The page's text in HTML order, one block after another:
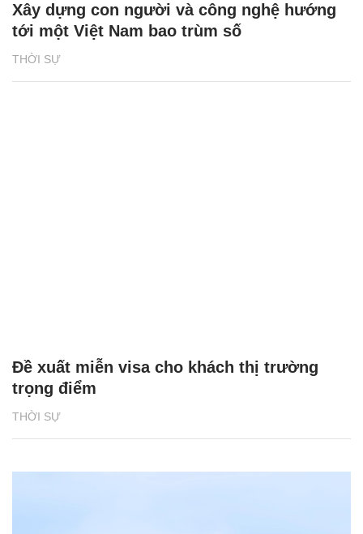
THỜI SỰ
Xây dựng con người và công nghệ hướng
tới một Việt Nam bao trùm số
THỜI SỰ
Đề xuất miễn visa cho khách thị trường
trọng điểm